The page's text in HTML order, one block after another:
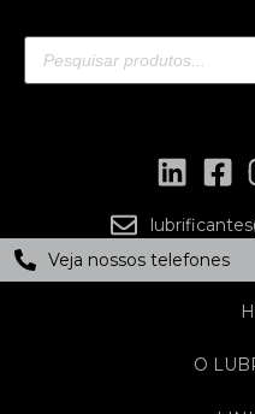
Veja nossos telefones
O